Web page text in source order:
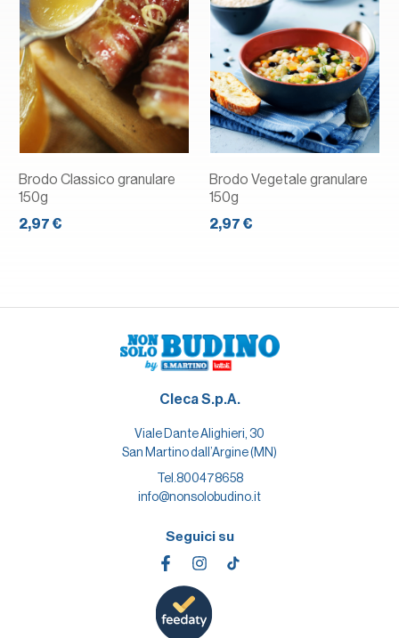
Brodo Classico granulare
150g
2,97 €
Brodo Vegetale granulare
150g
2,97 €
Cleca S.p.A.
Viale Dante Alighieri, 30
San Martino dall’Argine (MN)
Tel.800478658
info@nonsolobudino.it
Seguici su